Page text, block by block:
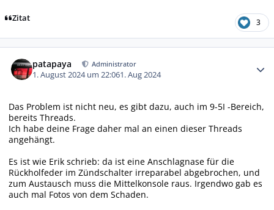
Zitat 3
patapaya Administrator
1. August 2024 um 22:061. Aug 2024
Das Problem ist nicht neu, es gibt dazu, auch im 9-5I -Bereich,
bereits Threads.
Ich habe deine Frage daher mal an einen dieser Threads
angehängt.
Es ist wie Erik schrieb: da ist eine Anschlagnase für die
Rückholfeder im Zündschalter irreparabel abgebrochen, und
zum Austausch muss die Mittelkonsole raus. Irgendwo gab es
auch mal Fotos von dem Schaden.